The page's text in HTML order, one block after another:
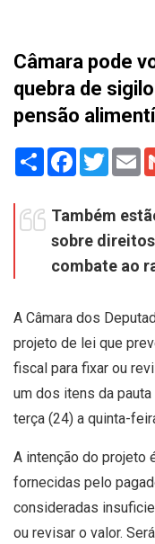
Câmara pode
quebra de
pensão
Share Facebook
Twitter
Também
sobre
combate ao
A Câmara dos
projeto de lei que
fiscal para fixar ou
um dos itens da
terça (24) a quinta-
A intenção do projeto
fornecidas pelo
consideradas
ou revisar o valor.